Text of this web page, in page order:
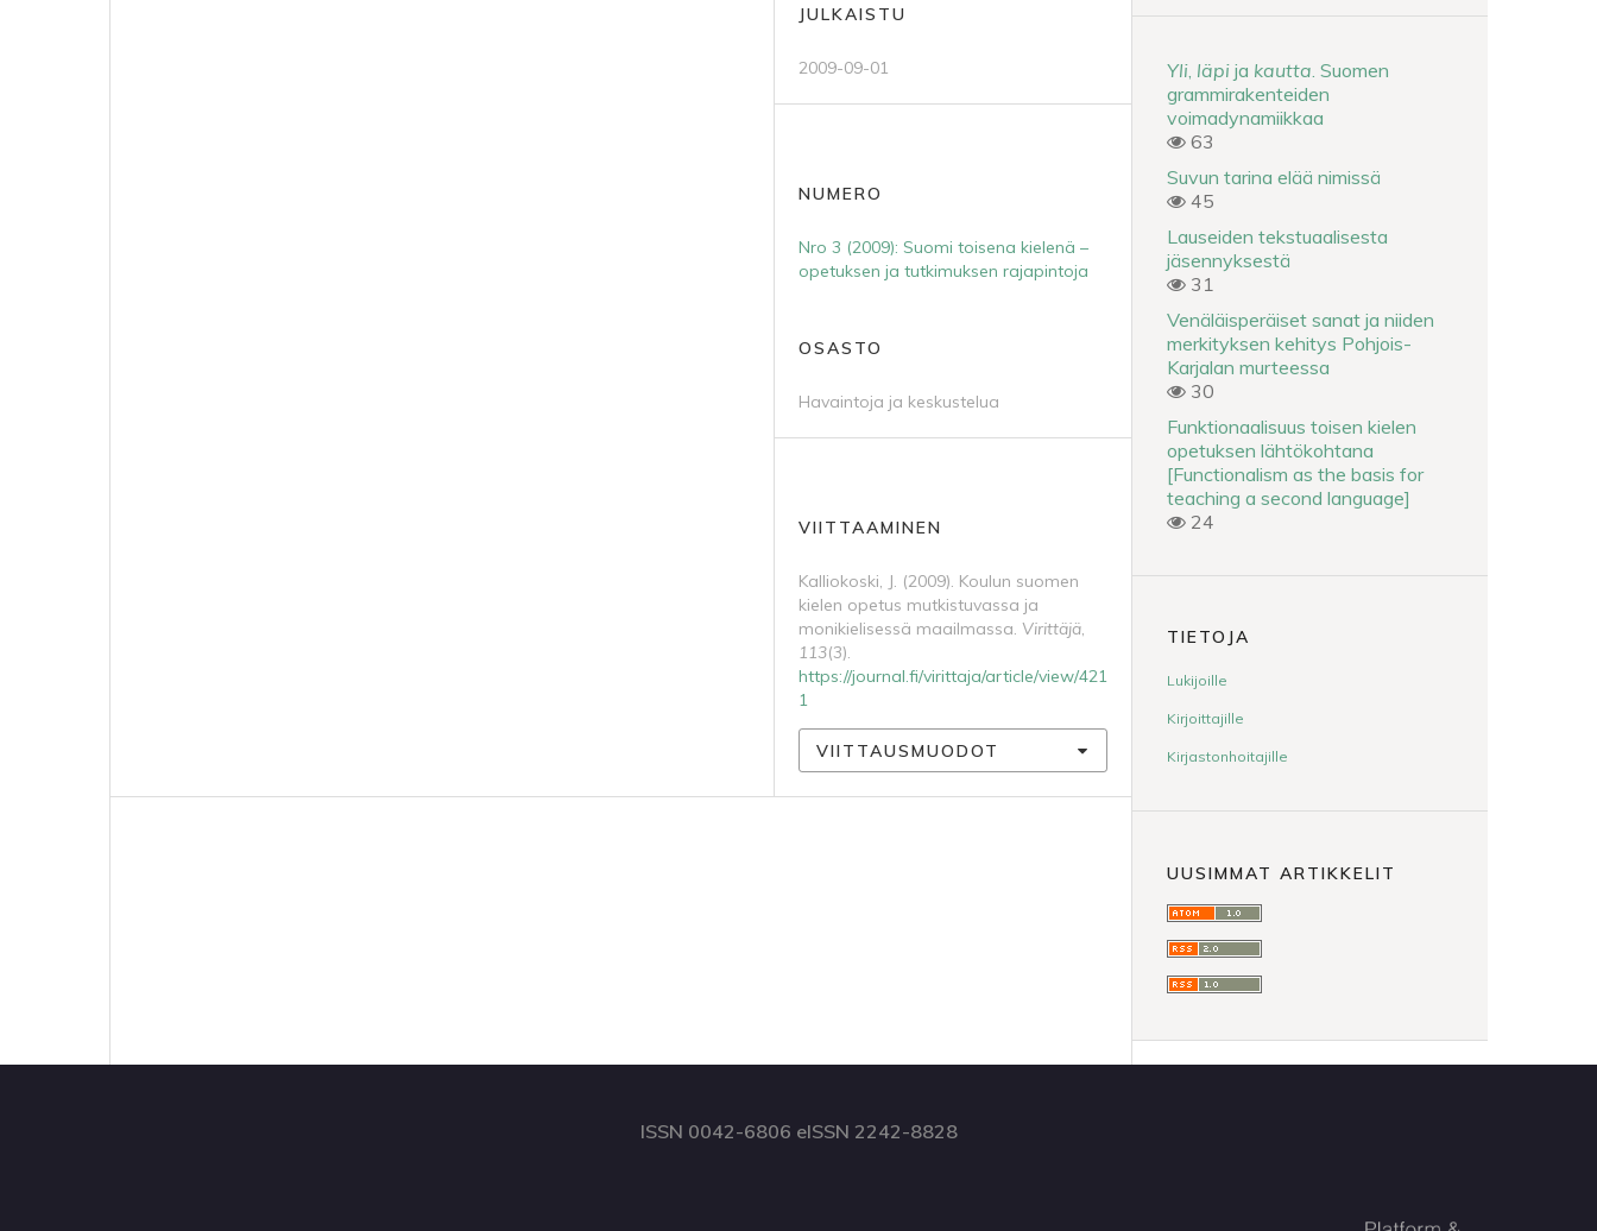
JULKAISTU
2009-09-01
NUMERO
Nro 3 (2009): Suomi toisena kielenä –
opetuksen ja tutkimuksen rajapintoja
OSASTO
Havaintoja ja keskustelua
VIITTAAMINEN
Kalliokoski, J. (2009). Koulun suomen
kielen opetus mutkistuvassa ja
monikielisessä maailmassa. Virittäjä,
113(3).
https://journal.fi/virittaja/article/view/421
1
VIITTAUSMUODOT
Yli läpi ja kautta . Suomen
grammirakenteiden
voimadynamiikkaa
63
Suvun tarina elää nimissä
45
Lauseiden tekstuaalisesta
jäsennyksestä
31
Venäläisperäiset sanat ja niiden
merkityksen kehitys Pohjois-
Karjalan murteessa
30
Funktionaalisuus toisen kielen
opetuksen lähtökohtana
[Functionalism as the basis for
teaching a second language]
24
TIETOJA
Lukijoille
Kirjoittajille
Kirjastonhoitajille
UUSIMMAT ARTIKKELIT
ISSN 0042-6806 eISSN 2242-8828